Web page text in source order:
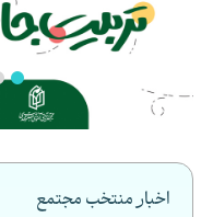
اخبار منتخب مجتمع